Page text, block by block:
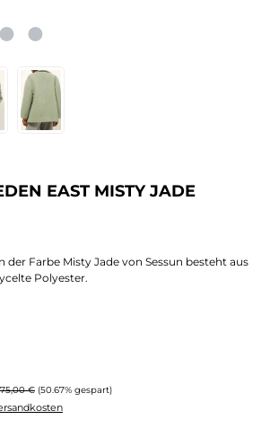
EAST MISTY JADE
der Farbe Misty Jade von Sessun besteht aus
Polyester.
Preis:
€ (50.67% gespart)